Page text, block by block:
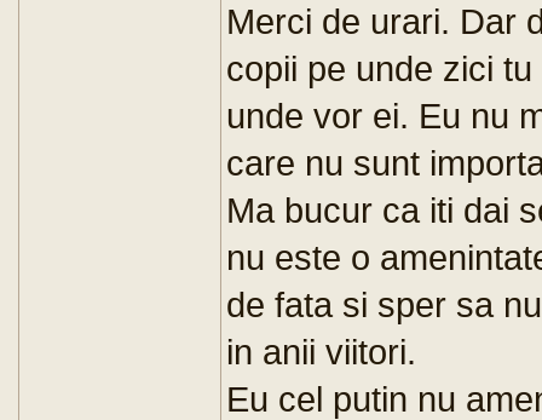
Merci de urari. Dar
copii pe unde zici
unde vor ei. Eu nu
care nu sunt
Ma bucur ca iti dai
nu este o
de fata si sper sa
in anii viitori.
Eu cel putin nu